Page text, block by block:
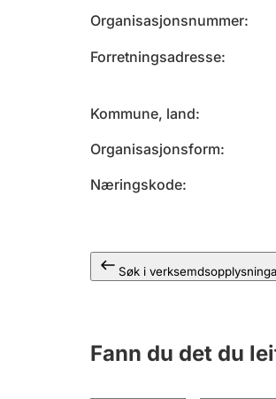
Organisasjonsnummer
Forretningsadresse
Kommune, land
Organisasjonsform
Næringskode
Søk i
Fann du det du